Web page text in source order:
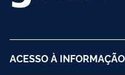
ACESSO À INFORMAÇÃO